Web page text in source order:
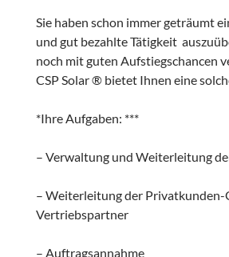
Sie haben schon immer geträumt
und gut bezahlte Tätigkeit
noch mit guten Aufstiegschancen
CSP Solar ® bietet Ihnen eine
*Ihre Aufgaben: ***
– Verwaltung und Weiterleitung
– Weiterleitung der Privatkunden-
Vertriebspartner
– Auftragsannahme